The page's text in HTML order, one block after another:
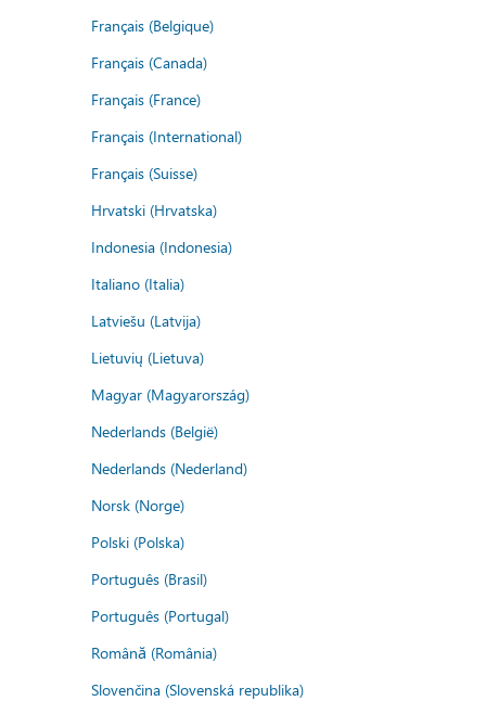
Français (Belgique)
Français (Canada)
Français (France)
Français (International)
Français (Suisse)
Hrvatski (Hrvatska)
Indonesia (Indonesia)
Italiano (Italia)
Latviešu (Latvija)
Lietuvių (Lietuva)
Magyar (Magyarország)
Nederlands (België)
Nederlands (Nederland)
Norsk (Norge)
Polski (Polska)
Português (Brasil)
Português (Portugal)
Română (România)
Slovenčina (Slovenská republika)